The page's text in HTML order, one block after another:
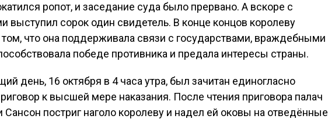
ропот, и заседание суда было прервано. А вскоре с
выступил сорок один свидетель. В конце концов королеву
что она поддерживала связи с государствами, враждебными
победе противника и предала интересы страны.
день, 16 октября в 4 часа утра, был зачитан единогласно
к высшей мере наказания. После чтения приговора палач
постриг наголо королеву и надел ей оковы на отведённые